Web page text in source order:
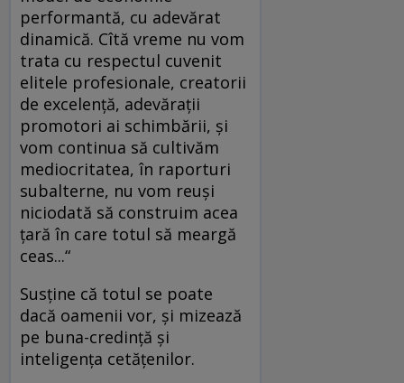
performantă, cu adevărat
dinamică. Cîtă vreme nu vom
trata cu respectul cuvenit
elitele profesionale, creatorii
de excelenţă, adevăraţii
promotori ai schimbării, şi
vom continua să cultivăm
mediocritatea, în raporturi
subalterne, nu vom reuşi
niciodată să construim acea
ţară în care totul să meargă
ceas...“
Susţine că totul se poate
dacă oamenii vor, şi mizează
pe buna-credinţă şi
inteligenţa cetăţenilor.